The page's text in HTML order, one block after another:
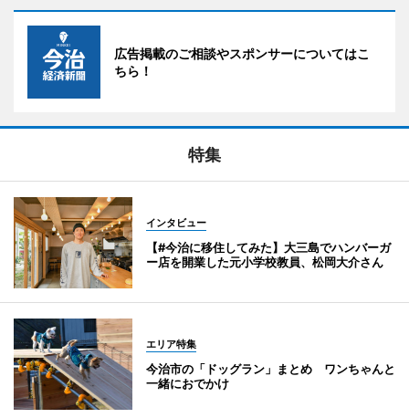
広告掲載のご相談やスポンサーについてはこ
ちら！
特集
インタビュー
【#今治に移住してみた】大三島でハンバーガ
ー店を開業した元小学校教員、松岡大介さん
エリア特集
今治市の「ドッグラン」まとめ ワンちゃんと
一緒におでかけ